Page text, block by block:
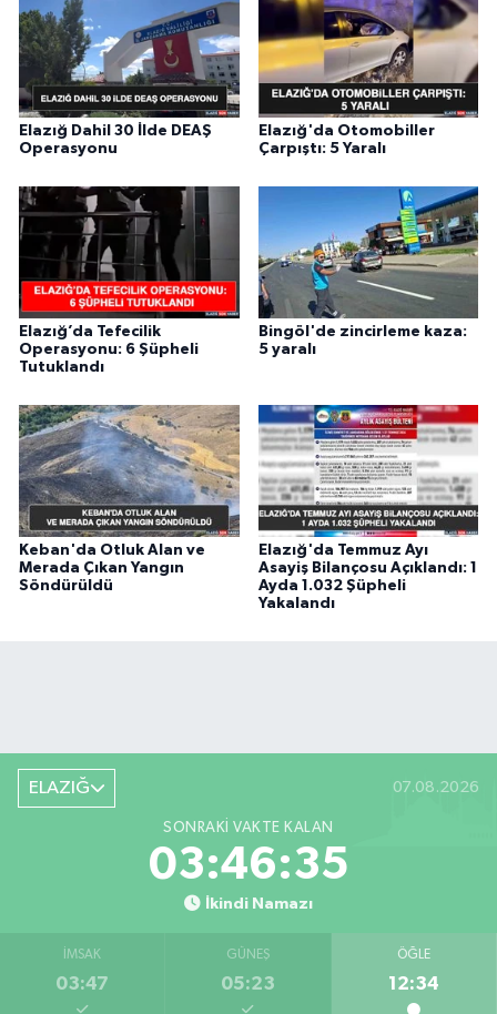
Elazığ Dahil 30 İlde DEAŞ
Operasyonu
Elazığ'da Otomobiller
Çarpıştı: 5 Yaralı
Elazığ’da Tefecilik
Operasyonu: 6 Şüpheli
Tutuklandı
Bingöl'de zincirleme kaza:
5 yaralı
Keban'da Otluk Alan ve
Merada Çıkan Yangın
Söndürüldü
Elazığ'da Temmuz Ayı
Asayiş Bilançosu Açıklandı: 1
Ayda 1.032 Şüpheli
Yakalandı
ELAZIĞ 07.08.2026
SONRAKI VAKTE KALAN
03:46:35
İkindi Namazı
İMSAK
03:47
GÜNEŞ
05:23
ÖĞLE
12:34